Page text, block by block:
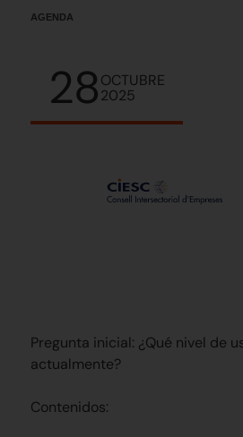
AGENDA
28OCTUBRE
2025
Pregunta inicial: ¿Qué nivel de
actualmente?
Contenidos: